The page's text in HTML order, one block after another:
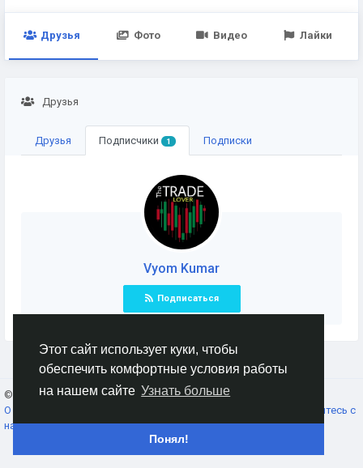
Этот сайт использует куки, чтобы
обеспечить комфортные условия работы
на нашем сайте Узнать больше
Понял!
Друзья Фото Видео Лайки
Друзья
Друзья Подписчики 1 Подписки
Vyom Kumar
Подписаться
© 2026 AnimeSocial.SU - Первая аниме сеть!
О нас
Свяжитесь с
нами
Каталог